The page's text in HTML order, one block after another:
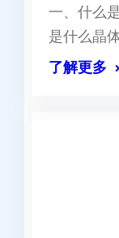
一、什么
是什么晶
了解更多